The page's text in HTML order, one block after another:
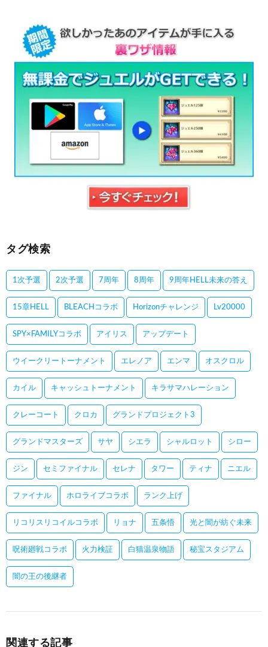
タグ検索
1次予選 2次予選 7周年 8周年 9周年HELL未来の答え
15章HELL BLEACHコラボ Horizonチャレンジ Lv20000
SPY×FAMILYコラボ アイリス アップデート
ウイークリートーナメント エレノア エンマ オスクロル
カイル キャッシュトーナメント キラサマハレーション
クレーコート クロカ グランドプロジェクト3
グランドマスターズ サヤ シエラ シャルロット シロー
ジン セミファイナル セレナ タワー ティナ ニエル
ファイナル ホロライブコラボ ランク上げ
リコリスリコイルコラボ リョナ 五条悟 光と闇が紡ぐ未来
呪術廻戦コラボ 火力検証 白猫温泉物語 秘宝スタジアム
闇の王の後継者
関連する記事